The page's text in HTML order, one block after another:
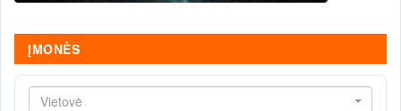
ĮMONĖS
Vietovė